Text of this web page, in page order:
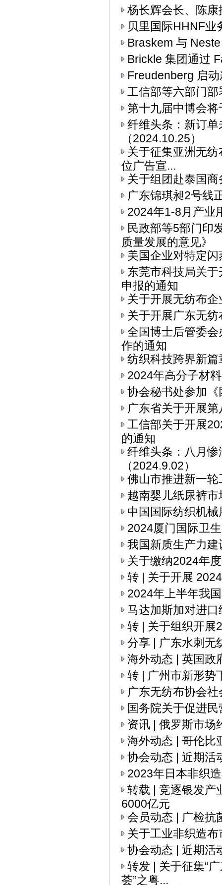
杨长辉会长、陈
贝里国际HHNF业
Braskem 与
Brickle 集团通过
Freudenberg 启
工信部等六部门
第十九届中博会
纤维头条：新订
（2024.10.25）
关于征集亚洲无
位广告宣...
关于组团赴泰国
广东锦琪昶2号线
2024年1-8月产业
民政部等5部门印
质量发展的意见》
美国企业对特定
东莞市科技局关
申报的通知
关于开展无纺布
关于开展广东无
全国博士后管委
作的通知
纺织科技跨界新
2024年高分子材
协会秘书处参加
广东省关于开展
工信部关于开展
的通知
纤维头条：八月
（2024.9.02）
佛山市推进新一
越南婴儿纸尿裤
中国国际纺织机
2024厦门国际卫
我国新质生产力
关于缴纳2024年
转 | 关于开展
2024年上半年我
马达加斯加对进
转 | 关于组织开展
分享 | 广东水刺无
海外动态 | 英国政
转 | 广州市新形势
广东无纺布协会社
国务院关于促进
资讯 | 俄罗斯市场
海外动态 | 哥伦比
协会动态 | 近期活
2023年日本非织
转载 | 竞逐银发产
6000亿元
会员动态 | 广检抗
关于工业非织造
协会动态 | 近期活
转发 | 关于征集“
荟”之粤...